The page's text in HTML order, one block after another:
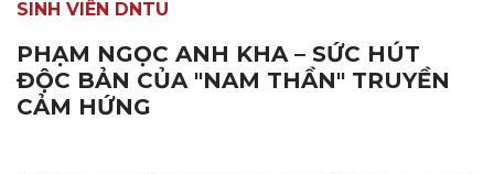
SINH VIÊN DNTU
PHẠM NGỌC ANH KHA – SỨC HÚT
ĐỘC BẢN CỦA "NAM THẦN" TRUYỀN
CẢM HỨNG